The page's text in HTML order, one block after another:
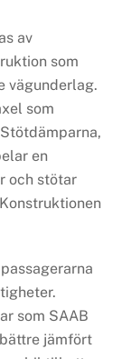
av
som
vägunderlag.
som
en
och stötar
som SAAB
jämfört